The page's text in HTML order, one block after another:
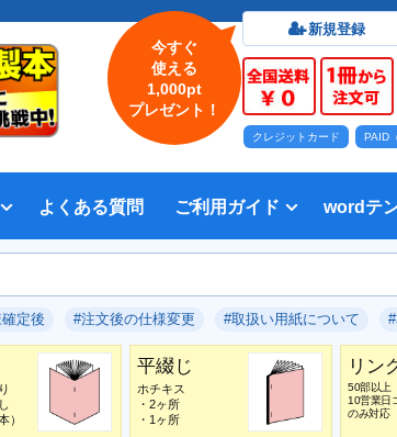
新規登録
クレジットカード PAID
今すぐ
使える
1,000pt
プレゼント！
よくある質問 ご利用ガイド
ックリスト
式
wordテ
定後 #注文後の仕様変更 #取扱い用紙について
）
平綴じ
ホチキス
・2ヶ所
・1ヶ所
リン
50部以上
10営業日
のみ対応